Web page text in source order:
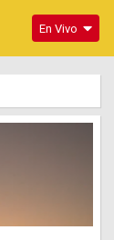
En Vivo